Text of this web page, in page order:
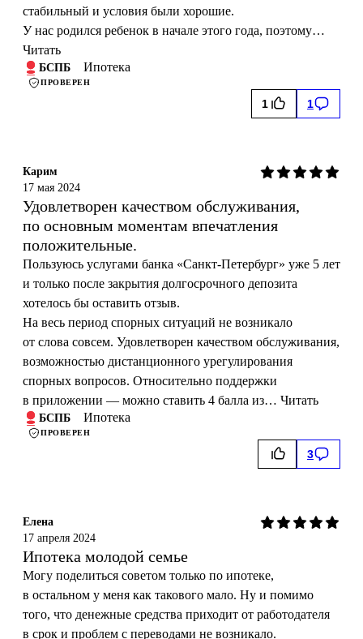
стабильный и условия были хорошие.
У нас родился ребенок в начале этого года, поэтому…
Читать
БСПБ Ипотека
ПРОВЕРЕН
1 1
Карим
17 мая 2024
Удовлетворен качеством обслуживания,
по основным моментам впечатления
положительные.
Пользуюсь услугами банка «Санкт-Петербург» уже 5 лет
и только после закрытия долгосрочного депозита
хотелось бы оставить отзыв.
На весь период спорных ситуаций не возникало
от слова совсем. Удовлетворен качеством обслуживания,
возможностью дистанционного урегулирования
спорных вопросов. Относительно поддержки
в приложении — можно ставить 4 балла из… Читать
БСПБ Ипотека
ПРОВЕРЕН
3
Елена
17 апреля 2024
Ипотека молодой семье
Могу поделиться советом только по ипотеке,
в остальном у меня как такового мало. Ну и помимо
того, что денежные средства приходит от работодателя
в срок и проблем с переводами не возникало.